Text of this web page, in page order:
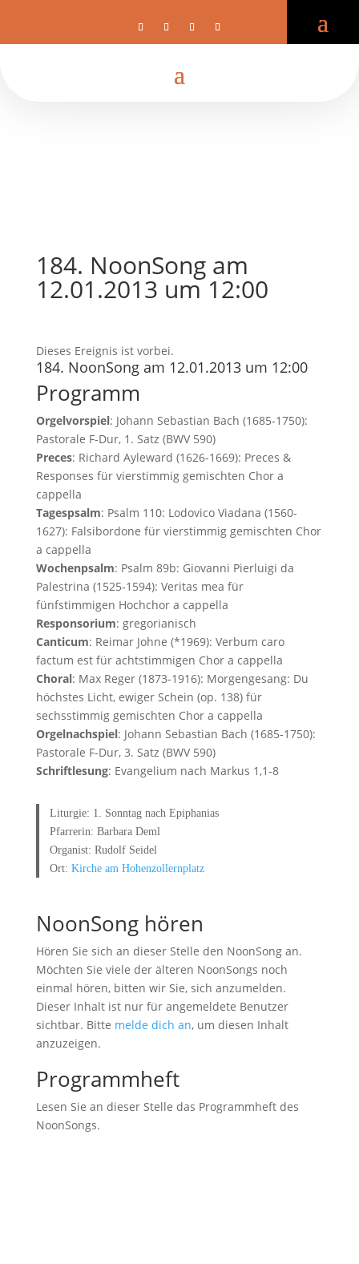
184. NoonSong am
12.01.2013 um 12:00
Dieses Ereignis ist vorbei.
184. NoonSong am 12.01.2013 um 12:00
Programm
Orgelvorspiel: Johann Sebastian Bach (1685-1750):
Pastorale F-Dur, 1. Satz (BWV 590)
Preces: Richard Ayleward (1626-1669): Preces &
Responses für vierstimmig gemischten Chor a
cappella
Tagespsalm: Psalm 110: Lodovico Viadana (1560-
1627): Falsibordone für vierstimmig gemischten Chor
a cappella
Wochenpsalm: Psalm 89b: Giovanni Pierluigi da
Palestrina (1525-1594): Veritas mea für
fünfstimmigen Hochchor a cappella
Responsorium: gregorianisch
Canticum: Reimar Johne (*1969): Verbum caro
factum est für achtstimmigen Chor a cappella
Choral: Max Reger (1873-1916): Morgengesang: Du
höchstes Licht, ewiger Schein (op. 138) für
sechsstimmig gemischten Chor a cappella
Orgelnachspiel: Johann Sebastian Bach (1685-1750):
Pastorale F-Dur, 3. Satz (BWV 590)
Schriftlesung: Evangelium nach Markus 1,1-8
Liturgie: 1. Sonntag nach Epiphanias
Pfarrerin: Barbara Deml
Organist: Rudolf Seidel
Ort:Kirche am Hohenzollernplatz
NoonSong hören
Hören Sie sich an dieser Stelle den NoonSong an.
Möchten Sie viele der älteren NoonSongs noch
einmal hören, bitten wir Sie, sich anzumelden.
Dieser Inhalt ist nur für angemeldete Benutzer
sichtbar. Bitte melde dich an, um diesen Inhalt
anzuzeigen.
Programmheft
Lesen Sie an dieser Stelle das Programmheft des
NoonSongs.